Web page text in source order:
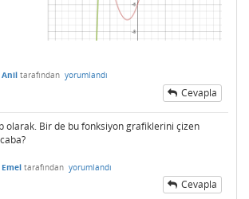
Anil tarafından yorumlandı
Cevapla
olarak. Bir de bu fonksiyon grafiklerini çizen
Emel tarafından yorumlandı
Cevapla